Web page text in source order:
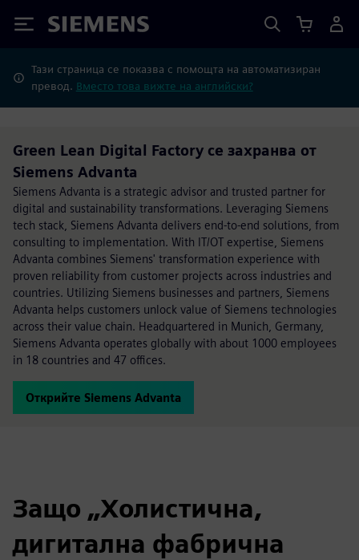
Siemens
Тази страница се показва с помощта на автоматизиран
превод. Вместо това вижте на английски?
Green Lean Digital Factory се захранва от
Siemens Advanta
Siemens Advanta is a strategic advisor and trusted partner for
digital and sustainability transformations. Leveraging Siemens
tech stack, Siemens Advanta delivers end-to-end solutions, from
consulting to implementation. With IT/OT expertise, Siemens
Advanta combines Siemens' transformation experience with
proven reliability from customer projects across industries and
countries. Utilizing Siemens businesses and partners, Siemens
Advanta helps customers unlock value of Siemens technologies
across their value chain. Headquartered in Munich, Germany,
Siemens Advanta operates globally with about 1000 employees
in 18 countries and 47 offices.
Открийте Siemens Advanta
Защо „Холистична,
дигитална фабрична